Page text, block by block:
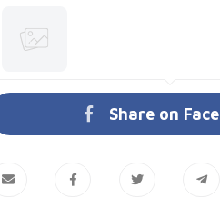
Share on